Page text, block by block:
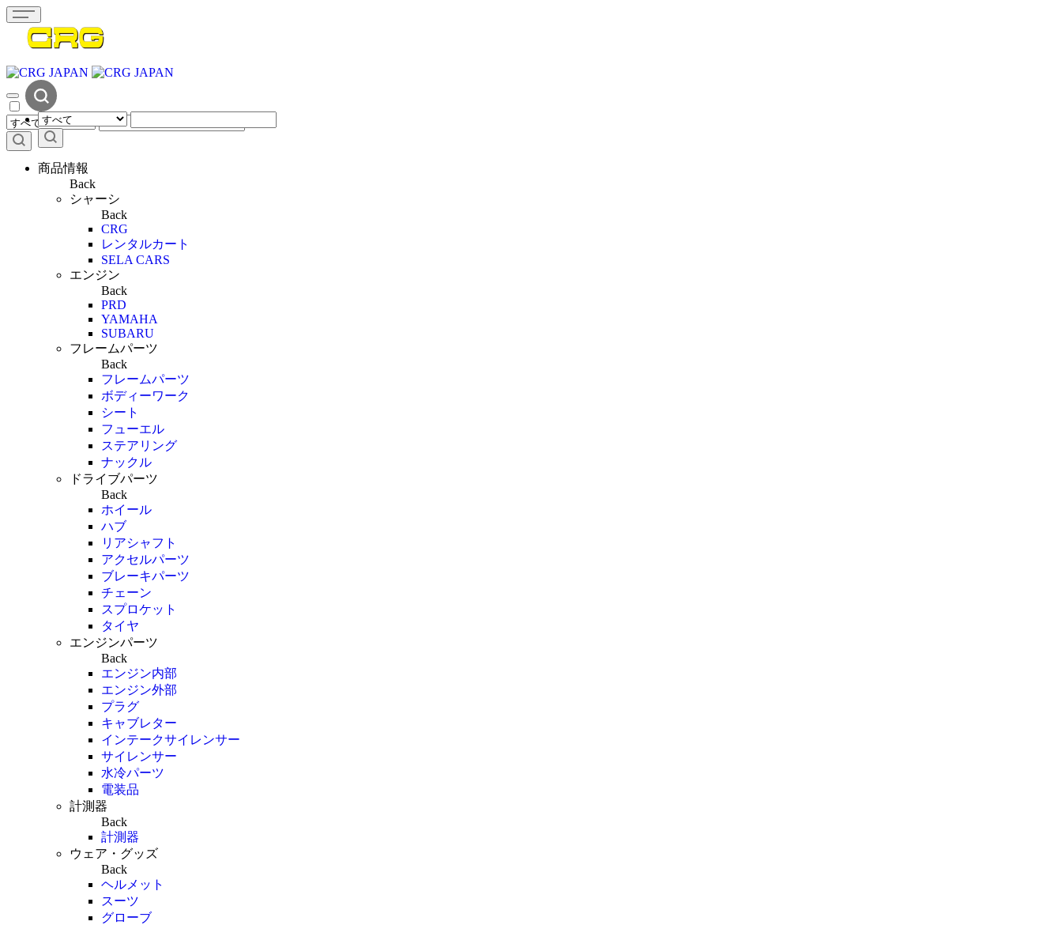
商品情報
Back
シャーシ
Back
CRG
レンタルカート
SELA CARS
エンジン
Back
PRD
YAMAHA
SUBARU
フレームパーツ
Back
フレームパーツ
ボディーワーク
シート
フューエル
ステアリング
ナックル
ドライブパーツ
Back
ホイール
ハブ
リアシャフト
アクセルパーツ
ブレーキパーツ
チェーン
スプロケット
タイヤ
エンジンパーツ
Back
エンジン内部
エンジン外部
プラグ
キャブレター
インテークサイレンサー
サイレンサー
水冷パーツ
電装品
計測器
Back
計測器
ウェア・グッズ
Back
ヘルメット
スーツ
グローブ